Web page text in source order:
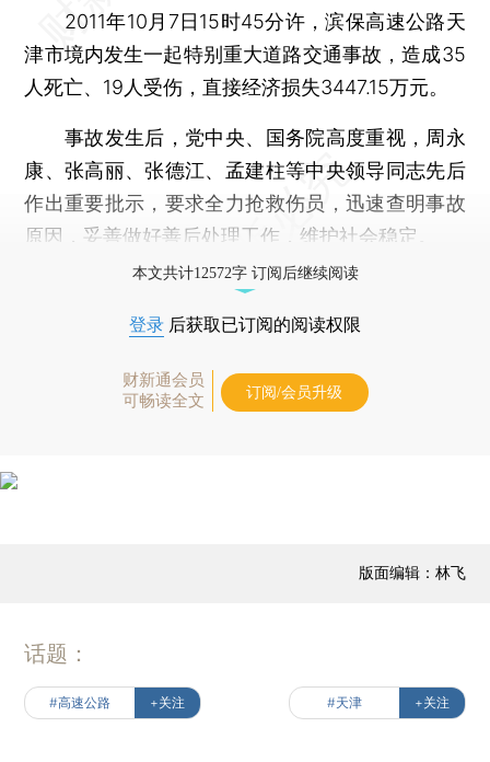
2011年10月7日15时45分许，滨保高速公路天
津市境内发生一起特别重大道路交通事故，造成35
人死亡、19人受伤，直接经济损失3447.15万元。
事故发生后，党中央、国务院高度重视，周永
康、张高丽、张德江、孟建柱等中央领导同志先后
作出重要批示，要求全力抢救伤员，迅速查明事故
原因，妥善做好善后处理工作，维护社会稳定。
本文共计12572字 订阅后继续阅读
登录 后获取已订阅的阅读权限
财新通会员
可畅读全文
订阅/会员升级
版面编辑：林飞
话题：
#高速公路 +关注 #天津 +关注